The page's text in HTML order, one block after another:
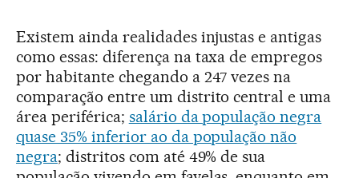
Existem ainda realidades injustas e antigas
como essas: diferença na taxa de empregos
por habitante chegando a 247 vezes na
comparação entre um distrito central e uma
área periférica; salário da população negra
quase 35% inferior ao da população não
negra; distritos com até 49% de sua